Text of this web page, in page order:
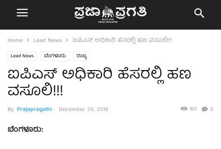
Home Lead News ಐಪಿಎಸ್ ಅಧಿಕಾರಿ ಹೆಸರಲ್ಲಿ ಹಣ ವಸೂಲಿ!!!
Lead News ಬೆಂಗಳೂರು ರಾಜ್ಯ
ಐಪಿಎಸ್ ಅಧಿಕಾರಿ ಹೆಸರಲ್ಲಿ ಹಣ
ವಸೂಲಿ!!!
By Prajapragathi- December 29, 2018 0
80
ಬೆಂಗಳೂರು: